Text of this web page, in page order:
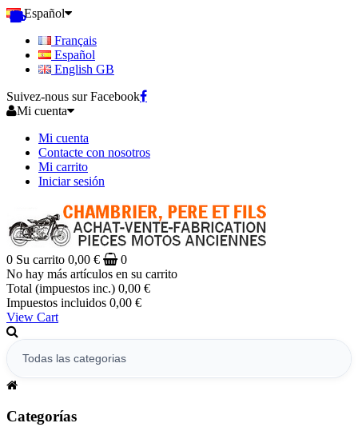
Español
Français
Español
English GB
Suivez-nous sur Facebook
Mi cuenta
Mi cuenta
Contacte con nosotros
Mi carrito
Iniciar sesión
0 Su carrito 0,00 €
0
No hay más artículos en su carrito
Total (impuestos inc.) 0,00 €
Impuestos incluidos 0,00 €
View Cart
Categorías